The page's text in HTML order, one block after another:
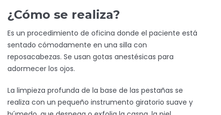
¿Cómo se realiza?
Es un procedimiento de oficina donde el paciente está
sentado cómodamente en una silla con
reposacabezas. Se usan gotas anestésicas para
adormecer los ojos.
La limpieza profunda de la base de las pestañas se
realiza con un pequeño instrumento giratorio suave y